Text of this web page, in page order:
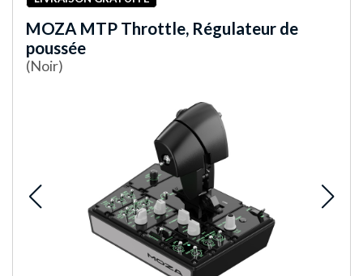
MOZA MTP Throttle, Régulateur de
poussée
(Noir)